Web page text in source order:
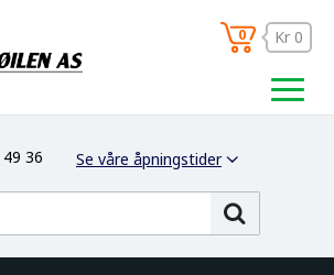
36 Se våre åpningstider
0 Kr 0